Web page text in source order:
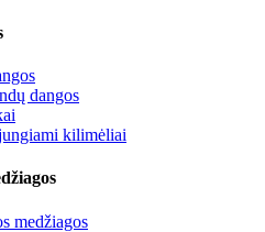
dangos
kilimėliai
medžiagos